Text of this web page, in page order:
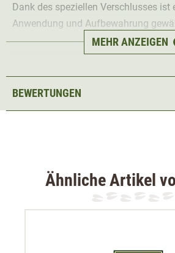
Dank des speziellen Verschlusses ist
Anwendung und Aufbewahrung
ergonomisch geformte Handgriff
Bedienung bei der Pflege.
L = 16 x 46,5 cm
MEHR ANZEIGEN
BEWERTUNGEN
Ähnliche Artikel